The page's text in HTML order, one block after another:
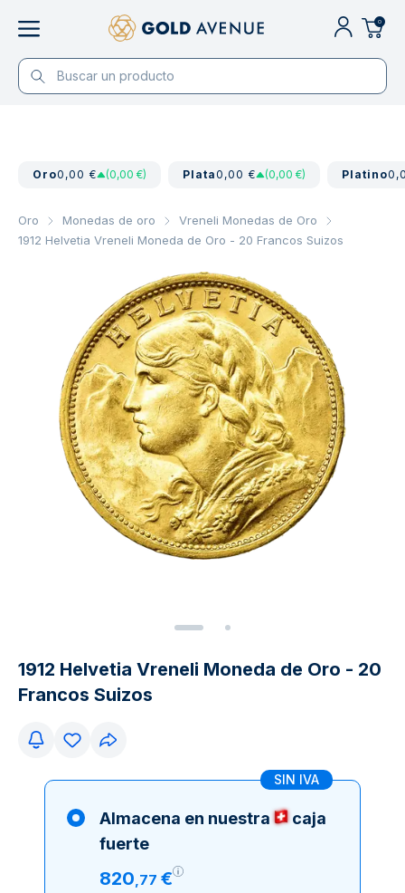
0
Oro0,00 € (0,00 €) Plata0,00 € (0,00 €) Platino
Oro Monedas de oro
Vreneli Monedas de Oro
1912 Helvetia Vreneli Moneda de Oro - 20 Francos Suizos
1912 Helvetia Vreneli Moneda de Oro - 20
Francos Suizos
SIN IVA
Almacena en nuestra
caja
fuerte
820,77 €